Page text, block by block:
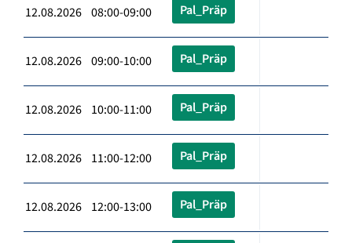
12.08.2026 08:00-09:00 Pal_Präp
12.08.2026 09:00-10:00 Pal_Präp
12.08.2026 10:00-11:00 Pal_Präp
12.08.2026 11:00-12:00 Pal_Präp
12.08.2026 12:00-13:00 Pal_Präp